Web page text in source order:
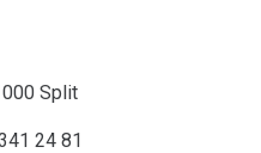
Split
24 81